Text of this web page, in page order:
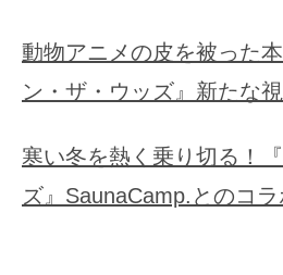
動物アニメの皮を被った
ン・ザ・ウッズ』新たな
寒い冬を熱く乗り切る！
ズ』SaunaCamp.とのコラ